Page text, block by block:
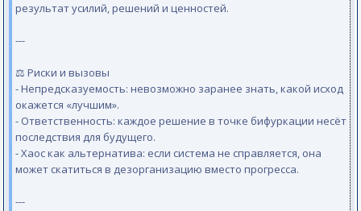
результат усилий, решений и ценностей.
---
⚖️ Риски и вызовы
- Непредсказуемость: невозможно заранее знать, какой исход
окажется «лучшим».
- Ответственность: каждое решение в точке бифуркации несёт
последствия для будущего.
- Хаос как альтернатива: если система не справляется, она
может скатиться в дезорганизацию вместо прогресса.
---